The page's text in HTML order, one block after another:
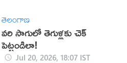
తెలంగాణ
వరి సాగులో తెగుళ్లకు చెక్
పెట్టండిలా!
Jul 20, 2026, 18:07 IST